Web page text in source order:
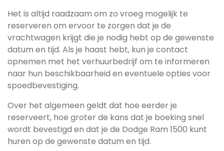
Het is altijd raadzaam om zo vroeg mogelijk te
reserveren om ervoor te zorgen dat je de
vrachtwagen krijgt die je nodig hebt op de gewenste
datum en tijd. Als je haast hebt, kun je contact
opnemen met het verhuurbedrijf om te informeren
naar hun beschikbaarheid en eventuele opties voor
spoedbevestiging.
Over het algemeen geldt dat hoe eerder je
reserveert, hoe groter de kans dat je boeking snel
wordt bevestigd en dat je de Dodge Ram 1500 kunt
huren op de gewenste datum en tijd.